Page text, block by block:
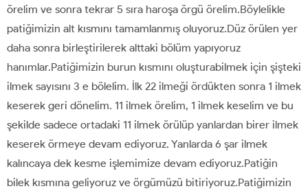
örelim ve sonra tekrar 5 sıra haroşa örgü örelim.Böylelikle
patiğimizin alt kısmını tamamlanmış oluyoruz.Düz örülen yer
daha sonra birleştirilerek alttaki bölüm yapıyoruz
hanımlar.Patiğimizin burun kısmını oluşturabilmek için şişteki
ilmek sayısını 3 e bölelim. İlk 22 ilmeği ördükten sonra 1 ilmek
keserek geri dönelim. 11 ilmek örelim, 1 ilmek keselim ve bu
şekilde sadece ortadaki 11 ilmek örülüp yanlardan birer ilmek
keserek örmeye devam ediyoruz. Yanlarda 6 şar ilmek
kalıncaya dek kesme işlemimize devam ediyoruz.Patiğin
bilek kısmına geliyoruz ve örgümüzü bitiriyoruz.Patiğimizin